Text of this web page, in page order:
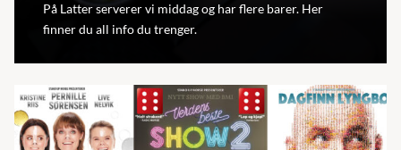
På Latter serverer vi middag og har flere barer. Her
finner du all info du trenger.